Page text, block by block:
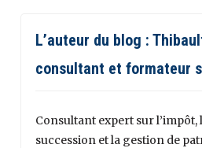
L’auteur du blog :
consultant et formateur
Consultant expert sur l’impôt,
succession et la gestion de